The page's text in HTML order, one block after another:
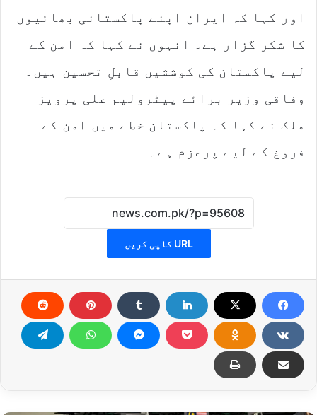
اور کہا کہ ایران اپنے پاکستانی بھائیوں
کا شکر گزار ہے۔ انہوں نے کہا کہ امن کے
لیے پاکستان کی کوششیں قابلِ تحسین ہیں۔
وفاقی وزیر برائے پیٹرولیم علی پرویز
ملک نے کہا کہ پاکستان خطے میں امن کے
فروغ کے لیے پرعزم ہے۔
URL کاپی کریں